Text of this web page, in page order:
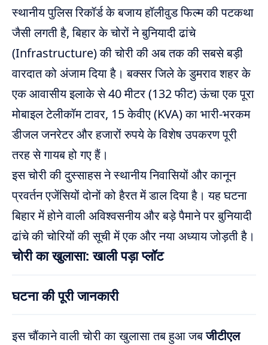
स्थानीय पुलिस रिकॉर्ड के बजाय हॉलीवुड फिल्म की पटकथा
जैसी लगती है, बिहार के चोरों ने बुनियादी ढांचे
(Infrastructure) की चोरी की अब तक की सबसे बड़ी
वारदात को अंजाम दिया है। बक्सर जिले के डुमराव शहर के
एक आवासीय इलाके से 40 मीटर (132 फीट) ऊंचा एक पूरा
मोबाइल टेलीकॉम टावर, 15 केवीए (KVA) का भारी-भरकम
डीजल जनरेटर और हजारों रुपये के विशेष उपकरण पूरी
तरह से गायब हो गए हैं।
इस चोरी की दुस्साहस ने स्थानीय निवासियों और कानून
प्रवर्तन एजेंसियों दोनों को हैरत में डाल दिया है। यह घटना
बिहार में होने वाली अविश्वसनीय और बड़े पैमाने पर बुनियादी
ढांचे की चोरियों की सूची में एक और नया अध्याय जोड़ती है।
चोरी का खुलासा: खाली पड़ा प्लॉट
घटना की पूरी जानकारी
इस चौंकाने वाली चोरी का खुलासा तब हुआ जबजीटीएल